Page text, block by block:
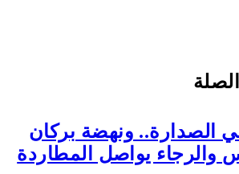
الصدارة.. ونهضة بركان
يواصل المطاردة